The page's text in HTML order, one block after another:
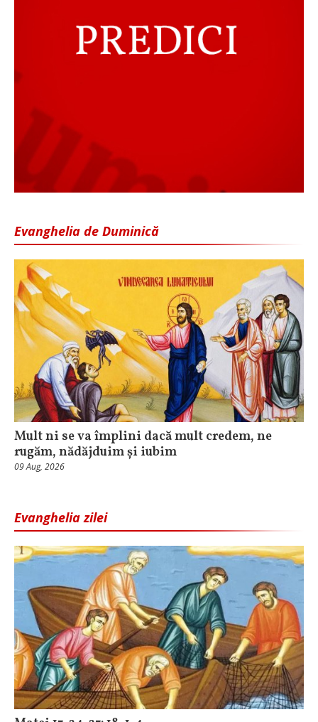
Evanghelia de Duminică
Mult ni se va împlini dacă mult credem, ne
rugăm, nădăjduim și iubim
09 Aug, 2026
Evanghelia zilei